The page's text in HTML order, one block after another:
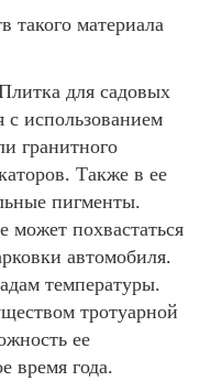
такого материала
для садовых
с использованием
гранитного
Также в ее
пигменты.
может похвастаться
автомобиля.
температуры.
тротуарной
ее
время года.